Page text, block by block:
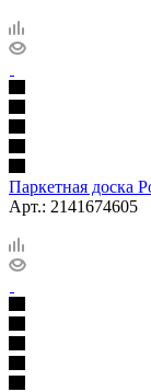
Паркетная доска
Арт.: 2141674605